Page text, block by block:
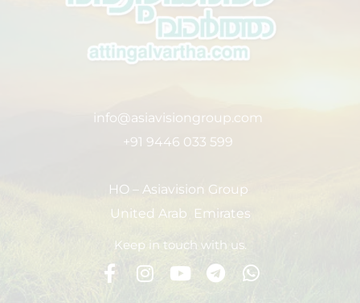
info@asiavisiongroup.com
+91 9446 033 599
HO – Asiavision Group
United Arab Emirates
Keep in touch with us.